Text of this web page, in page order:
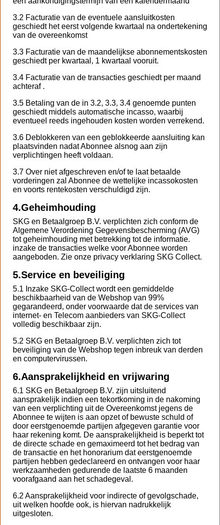
3.2 Facturatie van de eventuele aansluitkosten
geschiedt het eerst volgende kwartaal na ondertekening
van de overeenkomst
3.3 Facturatie van de maandelijkse abonnementskosten
geschiedt per kwartaal, 1 kwartaal vooruit.
3.4 Facturatie van de transacties geschiedt per maand
achteraf .
3.5 Betaling van de in 3.2, 3.3, 3.4 genoemde punten
geschiedt middels automatische incasso, waarbij
eventueel reeds ingehouden kosten worden verrekend.
3.6 Deblokkeren van een geblokkeerde aansluiting kan
plaatsvinden nadat Abonnee alsnog aan zijn
verplichtingen heeft voldaan.
3.7 Over niet afgeschreven en/of te laat betaalde
vorderingen zal Abonnee de wettelijke incassokosten
en voorts rentekosten verschuldigd zijn.
4.Geheimhouding
SKG en Betaalgroep B.V. verplichten zich conform de
Algemene Verordening Gegevensbescherming (AVG)
tot geheimhouding met betrekking tot de informatie.
inzake de transacties welke voor Abonnee worden
aangeboden. Zie onze privacy verklaring SKG Collect.
5.Service en beveiliging
5.1 Inzake SKG-Collect wordt een gemiddelde
beschikbaarheid van de Webshop van 99%
gegarandeerd, onder voorwaarde dat de services van
internet- en Telecom aanbieders van SKG-Collect
volledig beschikbaar zijn.
5.2 SKG en Betaalgroep B.V. verplichten zich tot
beveiliging van de Webshop tegen inbreuk van derden
en computervirussen.
6.Aansprakelijkheid en vrijwaring
6.1 SKG en Betaalgroep B.V. zijn uitsluitend
aansprakelijk indien een tekortkoming in de nakoming
van een verplichting uit de Overeenkomst jegens de
Abonnee te wijten is aan opzet of bewuste schuld of
door eerstgenoemde partijen afgegeven garantie voor
haar rekening komt. De aansprakelijkheid is beperkt tot
de directe schade en gemaximeerd tot het bedrag van
de transactie en het honorarium dat eerstgenoemde
partijen hebben gedeclareerd en ontvangen voor haar
werkzaamheden gedurende de laatste 6 maanden
voorafgaand aan het schadegeval.
6.2 Aansprakelijkheid voor indirecte of gevolgschade,
uit welken hoofde ook, is hiervan nadrukkelijk
uitgesloten.